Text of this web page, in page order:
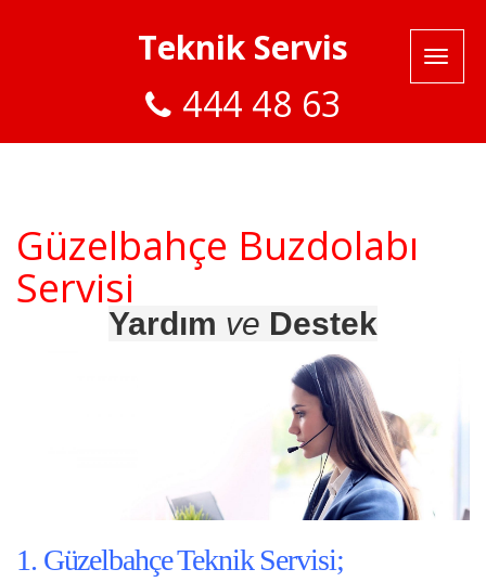
Teknik Servis
444 48 63
Güzelbahçe Buzdolabı
Servisi
Yardım ve Destek
1. Güzelbahçe Teknik Servisi;